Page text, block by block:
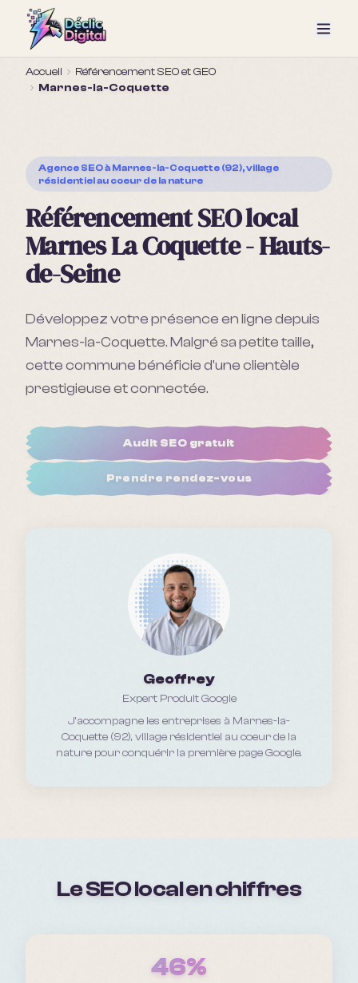
Accueil
Référencement SEO et GEO
Marnes-la-Coquette
Agence SEOà Marnes-la-Coquette (92), village
résidentiel au coeur de la nature
Référencement SEO local
Marnes La Coquette - Hauts-
de-Seine
Développez votre présence en ligne depuis
Marnes-la-Coquette. Malgré sa petite taille,
cette commune bénéficie d'une clientèle
prestigieuse et connectée.
Audit SEO gratuit
Prendre rendez-vous
Geoffrey
Expert Produit Google
J'accompagne les entreprises à Marnes-la-
Coquette (92), village résidentiel au coeur de la
nature pour conquérir la première page Google.
Le SEO local en chiffres
46%